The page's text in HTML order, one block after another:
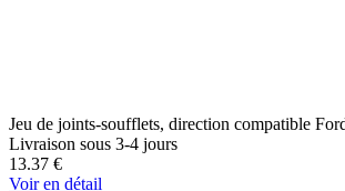
Jeu de joints-soufflets, direction compatible
Livraison sous 3-4 jours
13.37 €
Voir en détail